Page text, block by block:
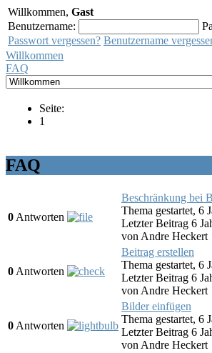
Willkommen, Gast
Benutzername:
Passwort vergessen? Benutzername
Willkommen
FAQ
Seite:
1
FAQ
0 Antworten
Beschränkung bei
Thema gestartet, 6
Letzter Beitrag 6
von Andre Heckert
0 Antworten
Beitrag erstellen
Thema gestartet, 6
Letzter Beitrag 6
von Andre Heckert
0 Antworten
Bilder einfügen
Thema gestartet, 6
Letzter Beitrag 6
von Andre Heckert